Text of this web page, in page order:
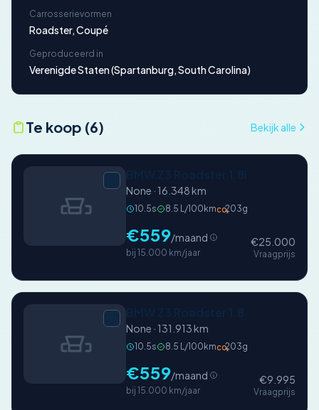
Carrosserievormen
Roadster, Coupé
Geproduceerd in
Verenigde Staten (Spartanburg, South Carolina)
Te koop (6) Bekijk alle
None · 16.348 km
10.5s 8.5 L/100kmCO₂203g
€559/maand
bij 15.000 km/jaar
€25.000
Vraagprijs
None · 131.913 km
10.5s 8.5 L/100kmCO₂203g
€559/maand
bij 15.000 km/jaar
€9.995
Vraagprijs